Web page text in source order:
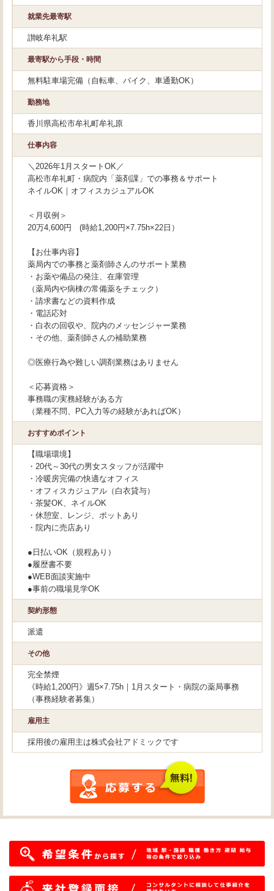
就業先最寄駅
讃岐牟礼駅
最寄駅から手段・時間
無料駐車場完備（自転車、バイク、車通勤OK）
勤務地
香川県高松市牟礼町牟礼原
仕事内容
＼2026年1月スタートOK／
高松市牟礼町・病院内「薬剤課」での事務＆サポート
ネイルOK｜オフィスカジュアルOK
＜月収例＞
20万4,600円 (時給1,200円×7.75h×22日）
【お仕事内容】
薬局内での事務と薬剤師さんのサポート業務
・お薬や備品の発注、在庫管理
（薬局内や病棟の常備薬をチェック）
・請求書などの資料作成
・電話応対
・白衣の回収や、院内のメッセンジャー業務
・その他、薬剤師さんの補助業務
◎医療行為や難しい調剤業務はありません
＜応募資格＞
事務職の実務経験がある方
（業種不問、PC入力等の経験があればOK）
おすすめポイント
【職場環境】
・20代～30代の男女スタッフが活躍中
・冷暖房完備の快適なオフィス
・オフィスカジュアル（白衣貸与）
・茶髪OK、ネイルOK
・休憩室、レンジ、ポットあり
・院内に売店あり
●日払いOK（規程あり）
●履歴書不要
●WEB面談実施中
●事前の職場見学OK
契約形態
派遣
その他
完全禁煙
《時給1,200円》週5×7.75h｜1月スタート・病院の薬局事務
（事務経験者募集）
雇用主
採用後の雇用主は株式会社アドミックです